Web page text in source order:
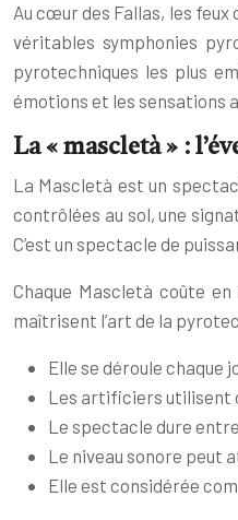
Au cœur des Fallas, les
véritables symphonies
pyrotechniques les plus
émotions et les sensations
La « mascletà » :
La Mascletà est un
contrôlées au sol, une
C’est un spectacle de
Chaque Mascletà coûte
maîtrisent l’art de la
Elle se déroule chaque
Les artificiers utilisent
Le spectacle dure
Le niveau sonore peut
Elle est considérée